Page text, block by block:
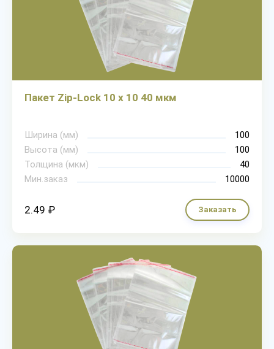
Пакет Zip-Lock 10 х 10 40 мкм
Ширина (мм)
100
Высота (мм)
100
Толщина (мкм)
40
Мин.заказ
10000
2.49 ₽ Заказать